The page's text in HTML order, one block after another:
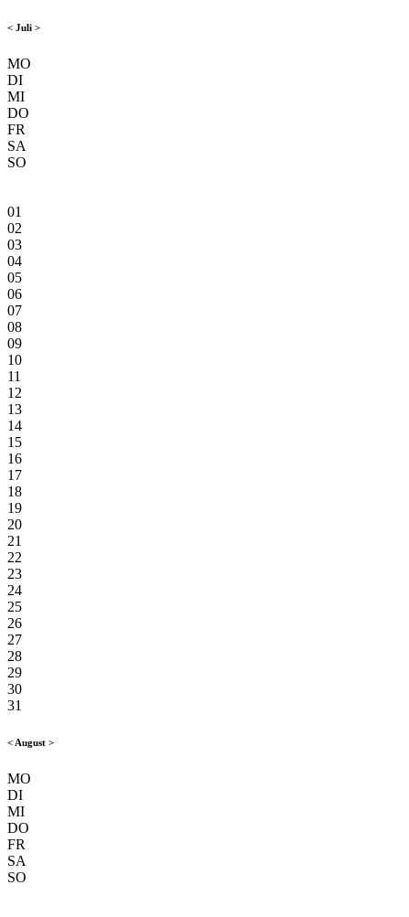
< Juli >
MO
DI
MI
DO
FR
SA
SO
01
02
03
04
05
06
07
08
09
10
11
12
13
14
15
16
17
18
19
20
21
22
23
24
25
26
27
28
29
30
31
< August >
MO
DI
MI
DO
FR
SA
SO